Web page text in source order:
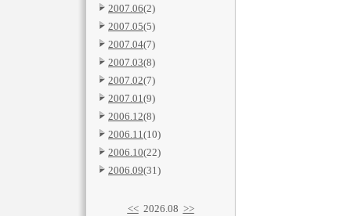
2007.06(2)
2007.05(5)
2007.04(7)
2007.03(8)
2007.02(7)
2007.01(9)
2006.12(8)
2006.11(10)
2006.10(22)
2006.09(31)
<<2026.08 >>